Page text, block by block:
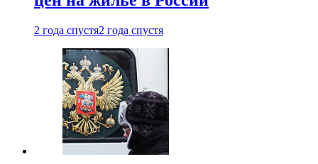
2 года спустя2 года спустя